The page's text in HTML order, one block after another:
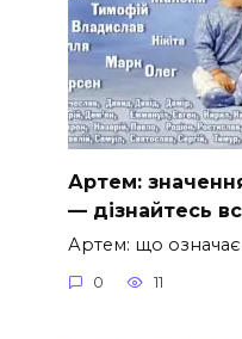
Артем:
— дізнайтесь
Артем: що означає
0 11